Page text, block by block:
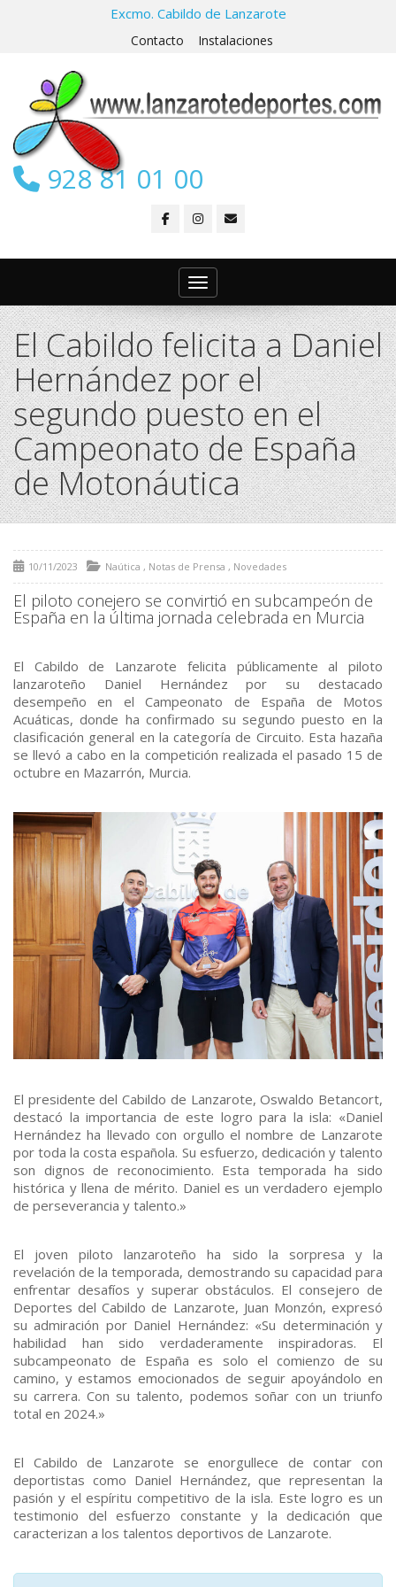
Excmo. Cabildo de Lanzarote
Contacto Instalaciones
928 81 01 00
Toggle navigation
El Cabildo felicita a Daniel
Hernández por el
segundo puesto en el
Campeonato de España
de Motonáutica
10/11/2023 Naútica , Notas de Prensa , Novedades
El piloto conejero se convirtió en subcampeón de
España en la última jornada celebrada en Murcia
El Cabildo de Lanzarote felicita públicamente al piloto
lanzaroteño Daniel Hernández por su destacado
desempeño en el Campeonato de España de Motos
Acuáticas, donde ha confirmado su segundo puesto en la
clasificación general en la categoría de Circuito. Esta hazaña
se llevó a cabo en la competición realizada el pasado 15 de
octubre en Mazarrón, Murcia.
El presidente del Cabildo de Lanzarote, Oswaldo Betancort,
destacó la importancia de este logro para la isla: «Daniel
Hernández ha llevado con orgullo el nombre de Lanzarote
por toda la costa española. Su esfuerzo, dedicación y talento
son dignos de reconocimiento. Esta temporada ha sido
histórica y llena de mérito. Daniel es un verdadero ejemplo
de perseverancia y talento.»
El joven piloto lanzaroteño ha sido la sorpresa y la
revelación de la temporada, demostrando su capacidad para
enfrentar desafíos y superar obstáculos. El consejero de
Deportes del Cabildo de Lanzarote, Juan Monzón, expresó
su admiración por Daniel Hernández: «Su determinación y
habilidad han sido verdaderamente inspiradoras. El
subcampeonato de España es solo el comienzo de su
camino, y estamos emocionados de seguir apoyándolo en
su carrera. Con su talento, podemos soñar con un triunfo
total en 2024.»
El Cabildo de Lanzarote se enorgullece de contar con
deportistas como Daniel Hernández, que representan la
pasión y el espíritu competitivo de la isla. Este logro es un
testimonio del esfuerzo constante y la dedicación que
caracterizan a los talentos deportivos de Lanzarote.